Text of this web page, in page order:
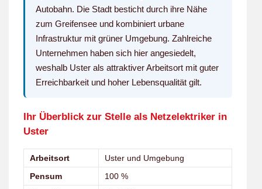
Autobahn. Die Stadt besticht durch ihre Nähe
zum Greifensee und kombiniert urbane
Infrastruktur mit grüner Umgebung. Zahlreiche
Unternehmen haben sich hier angesiedelt,
weshalb Uster als attraktiver Arbeitsort mit guter
Erreichbarkeit und hoher Lebensqualität gilt.
Ihr Überblick zur Stelle als Netzelektriker in
Uster
Arbeitsort
Uster und Umgebung
Pensum
100 %